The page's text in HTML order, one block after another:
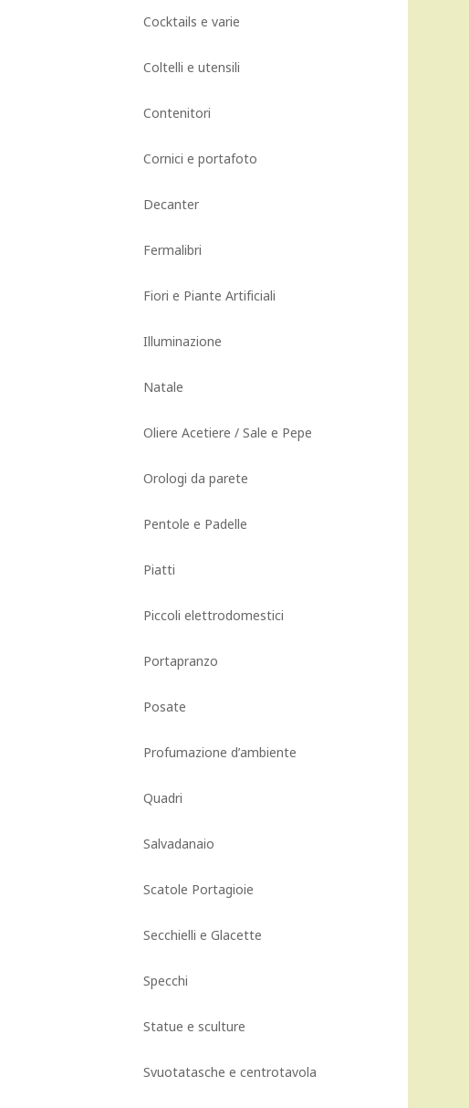
Cocktails e varie
Coltelli e utensili
Contenitori
Cornici e portafoto
Decanter
Fermalibri
Fiori e Piante Artificiali
Illuminazione
Natale
Oliere Acetiere / Sale e Pepe
Orologi da parete
Pentole e Padelle
Piatti
Piccoli elettrodomestici
Portapranzo
Posate
Profumazione d’ambiente
Quadri
Salvadanaio
Scatole Portagioie
Secchielli e Glacette
Specchi
Statue e sculture
Svuotatasche e centrotavola